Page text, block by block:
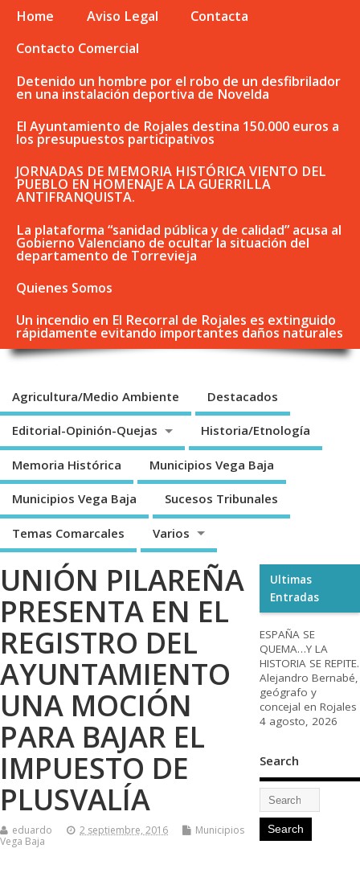
Home Aviso Legal
Contacta
Contacto Comercial
Detenido un hombre por el robo de un desfibrilador
en una instalación deportiva de Novelda
El Ayuntamiento de Rojales destina 150.000 euros a
los presupuestos participativos
JORNADAS DE MEMORIA HISTÓRICA VIENTO DEL
PUEBLO EN HOMENAJE A LA GUERRILLA
ANTIFRANQUISTA.
La plataforma “sanidad pública y de calidad” acusa al
Gobierno Valenciano de ocultar la situación del
departamento de Torrevieja
Quienes Somos
Un incendio en El Recorral de Rojales es extinguido
rápidamente evitando importantes daños naturales
Agricultura/Medio Ambiente Destacados
Editorial-Opinión-Quejas Historia/Etnología
Memoria Histórica Municipios Vega Baja
Municipios Vega Baja Sucesos Tribunales
Temas Comarcales Varios
UNIÓN PILAREÑA
PRESENTA EN EL
REGISTRO DEL
AYUNTAMIENTO
UNA MOCIÓN
PARA BAJAR EL
IMPUESTO DE
PLUSVALÍA
eduardo 2 septiembre, 2016
Municipios
Vega Baja
Ultimas
Entradas
ESPAÑA SE
QUEMA…Y LA
HISTORIA SE REPITE.
Alejandro Bernabé,
geógrafo y
concejal en Rojales
4 agosto, 2026
Search